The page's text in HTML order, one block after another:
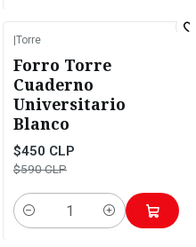
Torre
Forro Torre
Cuaderno
Universitario
Blanco
$450 CLP
$590 CLP
Cantidad